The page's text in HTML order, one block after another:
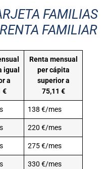
FAMILIAS
FAMILIAR
igual
a
€
Renta mensual
per cápita
superior a
75,11 €
138 €/mes
220 €/mes
275 €/mes
330 €/mes